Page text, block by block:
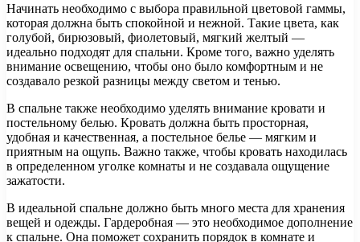
Начинать необходимо с выбора правильной цветовой гаммы,
которая должна быть спокойной и нежной. Такие цвета, как
голубой, бирюзовый, фиолетовый, мягкий желтый —
идеально подходят для спальни. Кроме того, важно уделять
внимание освещению, чтобы оно было комфортным и не
создавало резкой разницы между светом и тенью.
В спальне также необходимо уделять внимание кровати и
постельному белью. Кровать должна быть просторная,
удобная и качественная, а постельное белье — мягким и
приятным на ощупь. Важно также, чтобы кровать находилась
в определенном уголке комнаты и не создавала ощущение
зажатости.
В идеальной спальне должно быть много места для хранения
вещей и одежды. Гардеробная — это необходимое дополнение
к спальне. Она поможет сохранить порядок в комнате и